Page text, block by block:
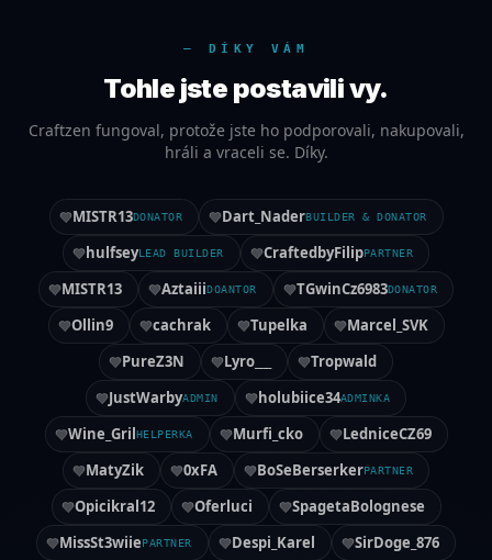
— DÍKY VÁM
Tohle jste postavili vy.
Craftzen fungoval, protože jste ho podporovali, nakupovali,
hráli a vraceli se. Díky.
MISTR13DONATOR Dart_NaderBUILDER & DONATOR
hulfseyLEAD BUILDER CraftedbyFilipPARTNER
MISTR13 AztaiiiDOANTOR TGwinCz6983DONATOR
Ollin9 cachrak Tupelka
Marcel_SVK
PureZ3N
Lyro___
Tropwald
JustWarbyADMIN holubiice34ADMINKA
Wine_GrilHELPERKA Murfi_cko
LedniceCZ69
MatyZik
0xFA BoSeBerserkerPARTNER
Opicikral12 Oferluci
SpagetaBolognese
MissSt3wiiePARTNER Despi_Karel SirDoge_876